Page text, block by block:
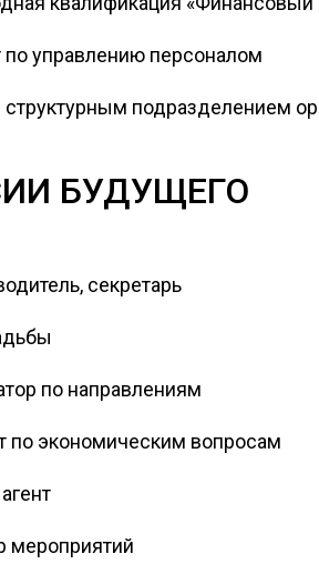
по управлению персоналом
структурным подразделением
БУДУЩЕГО
секретарь
по направлениям
по экономическим вопросам
мероприятий